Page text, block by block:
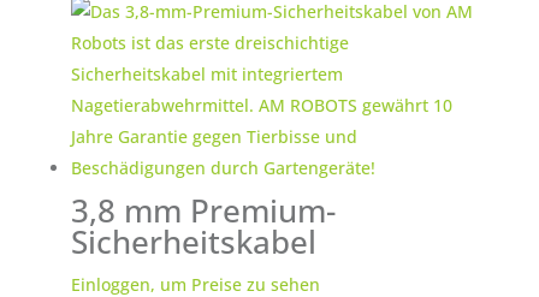
3,8 mm Premium-
Sicherheitskabel
Einloggen, um Preise zu sehen